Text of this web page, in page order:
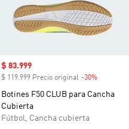
Precio de venta
$ 83.999
$ 119.999 Precio original -30%
Botines F50 CLUB para Cancha
Cubierta
Fútbol, Cancha cubierta